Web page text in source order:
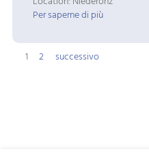
Per saperne di più
1 2 successivo